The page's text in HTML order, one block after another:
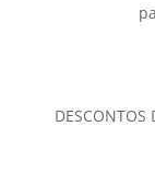
DESCONTOS